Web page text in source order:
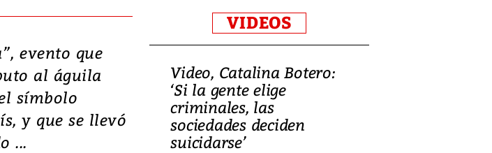
evento que
al águila
símbolo
y que se llevó
...
VIDEOS
Terremoto
y graves
Kumamoto
Video, Catalina Botero:
‘Si la gente elige
criminales, las
sociedades deciden
suicidarse’